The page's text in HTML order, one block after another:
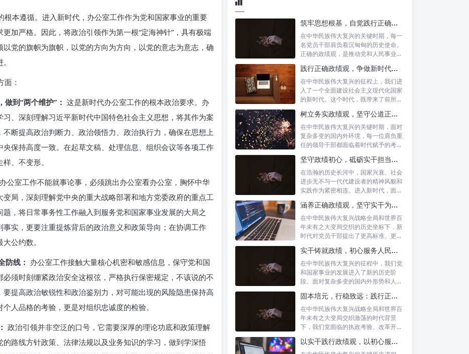
本遵循。进入新时代，办公室工作作为党和国家事业的重要
加严格。因此，将政治引领作为第一根“定海神针”，具有极端
党的旗帜为旗帜，以党的方向为方向，以党的意志为意志，确
：
到“两个维护”： 这是新时代办公室工作的根本政治要求。办
、深刻理解习近平新时代中国特色社会主义思想，将其作为案
断提高政治判断力、政治领悟力、政治执行力，确保在思想上
保持高度一致。在起草文稿、处理信息、组织会议等各项工作
、不变形。
办公室工作不能就事论事，必须跳出办公室看办公室，胸怀中华
局，深刻理解党中央的重大战略部署和地方党委政府的重点工
，将日常事务性工作融入到服务党和国家事业发展的大局之
实，更要注重提炼背后的政治意义和政策导向；在协调工作
公约数。
防线： 办公室工作接触大量核心机密和敏感信息，保守党和国
须时刻绷紧政治安全这根弦，严格执行保密规定，不该说的不
提高政治敏锐性和政治鉴别力，对可能出现的风险隐患保持高
人品格的考验，更是对组织忠诚度的检验。
政治引领并非空泛的口号，它需要深厚的理论功底和政策理解
路线方针政策、法律法规以及业务知识的学习，做到学深悟
筑牢思想根基，自觉践行正确政绩观：新时代党员干部的价值指引
在中华民族伟大复兴的关键时期，每一
名党员干部肩负着沉甸甸的历史使命。
正确的政绩观，是推动党和人民事业发
践行正确政绩观，争做新时代合格公职人员：新征程的使命与担当
在中华民族伟大复兴的征程上，我们进
入了一个全面建设社会主义现代化国家
的新时代。这个时代，既带来了前所未
树立务实政绩观，坚守公道正派底线：新时代领导干部高质量发展指南
在中华民族伟大复兴的关键时期，面对
复杂多变的国内外环境，每一位肩负重
任的领导干部都面临着时代赋予的考验
坚守政绩初心，砥砺实干担当：新时代高质量发展的精神坐标
在浩瀚的历史长河中，国家兴衰、社会
进步无不与一代代建设者的精神风貌和
实践作为紧密相连。进入新时代，面对
涵养正确政绩观，坚守实干为民情怀：新时代党员干部的责任与担当
在中华民族伟大复兴战略全局和世界百
年未有之大变局交织的历史坐标下，新
时代对党员干部提出了更高标准、更严
实干铸就政绩，初心服务人民：新时代干部担当作为的实践指南
在中华民族伟大复兴的征程中，我们党
和国家事业的发展进入了新的历史阶
段。面对复杂多变的国内外形势和人民
固本培元，行稳致远：践行正确政绩理念，永葆务实清廉作风的时代命题
在中华民族伟大复兴战略全局和世界百
年未有之大变局交织激荡的时代背景
下，我们党面临的执政考验、改革开放
以实干践行政绩观，以初心服务群众：新时代治理的灯塔与指南